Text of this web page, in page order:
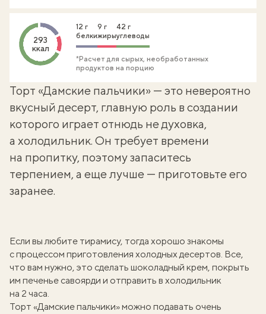
293
ккал
12 г
белки
9 г
жиры
42 г
углеводы
*Расчет для сырых, необработанных
продуктов на порцию
Торт «Дамские пальчики» — это невероятно
вкусный десерт, главную роль в создании
которого играет отнюдь не духовка,
а холодильник. Он требует времени
на пропитку, поэтому запаситесь
терпением, а еще лучше — приготовьте его
заранее.
Если вы любите тирамису, тогда хорошо знакомы
с процессом приготовления холодных десертов. Все,
что вам нужно, это сделать шоколадный крем, покрыть
им печенье савоярди и отправить в холодильник
на 2 часа.
Торт «Дамские пальчики» можно подавать очень